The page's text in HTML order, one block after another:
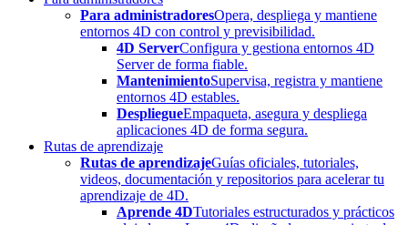
Para administradoresOpera, despliega y mantiene
entornos 4D con control y previsibilidad.
4D ServerConfigura y gestiona entornos 4D
Server de forma fiable.
MantenimientoSupervisa, registra y mantiene
entornos 4D estables.
DespliegueEmpaqueta, asegura y despliega
aplicaciones 4D de forma segura.
Rutas de aprendizaje
Rutas de aprendizajeGuías oficiales, tutoriales,
videos, documentación y repositorios para acelerar tu
aprendizaje de 4D.
Aprende 4DTutoriales estructurados y prácticos